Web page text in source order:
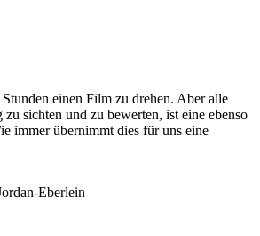
einen Film zu drehen. Aber alle
sichten und zu bewerten, ist eine ebenso
immer übernimmt dies für uns eine
Eberlein